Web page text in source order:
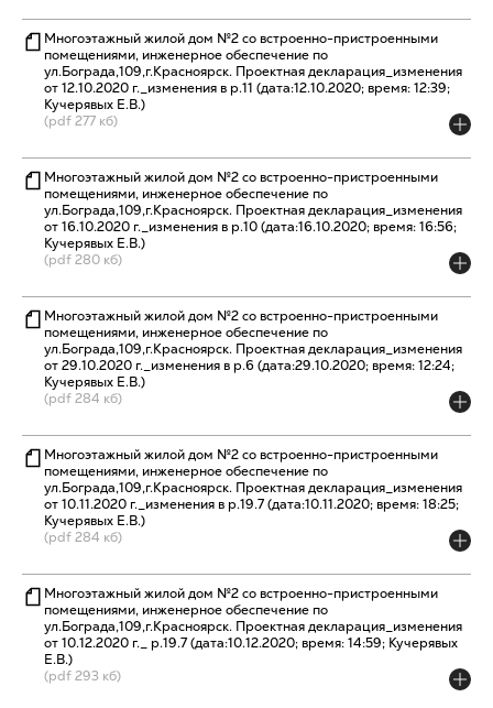
Многоэтажный жилой дом №2 со встроенно-пристроенными
помещениями, инженерное обеспечение по
ул.Бограда,109,г.Красноярск. Проектная декларация_изменения
от 12.10.2020 г._изменения в р.11 (дата:12.10.2020; время: 12:39;
Кучерявых Е.В.)
(pdf 277 кб)
Многоэтажный жилой дом №2 со встроенно-пристроенными
помещениями, инженерное обеспечение по
ул.Бограда,109,г.Красноярск. Проектная декларация_изменения
от 16.10.2020 г._изменения в р.10 (дата:16.10.2020; время: 16:56;
Кучерявых Е.В.)
(pdf 280 кб)
Многоэтажный жилой дом №2 со встроенно-пристроенными
помещениями, инженерное обеспечение по
ул.Бограда,109,г.Красноярск. Проектная декларация_изменения
от 29.10.2020 г._изменения в р.6 (дата:29.10.2020; время: 12:24;
Кучерявых Е.В.)
(pdf 284 кб)
Многоэтажный жилой дом №2 со встроенно-пристроенными
помещениями, инженерное обеспечение по
ул.Бограда,109,г.Красноярск. Проектная декларация_изменения
от 10.11.2020 г._изменения в р.19.7 (дата:10.11.2020; время: 18:25;
Кучерявых Е.В.)
(pdf 284 кб)
Многоэтажный жилой дом №2 со встроенно-пристроенными
помещениями, инженерное обеспечение по
ул.Бограда,109,г.Красноярск. Проектная декларация_изменения
от 10.12.2020 г._ р.19.7 (дата:10.12.2020; время: 14:59; Кучерявых
Е.В.)
(pdf 293 кб)